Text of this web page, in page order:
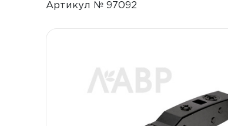
Артикул № 97092